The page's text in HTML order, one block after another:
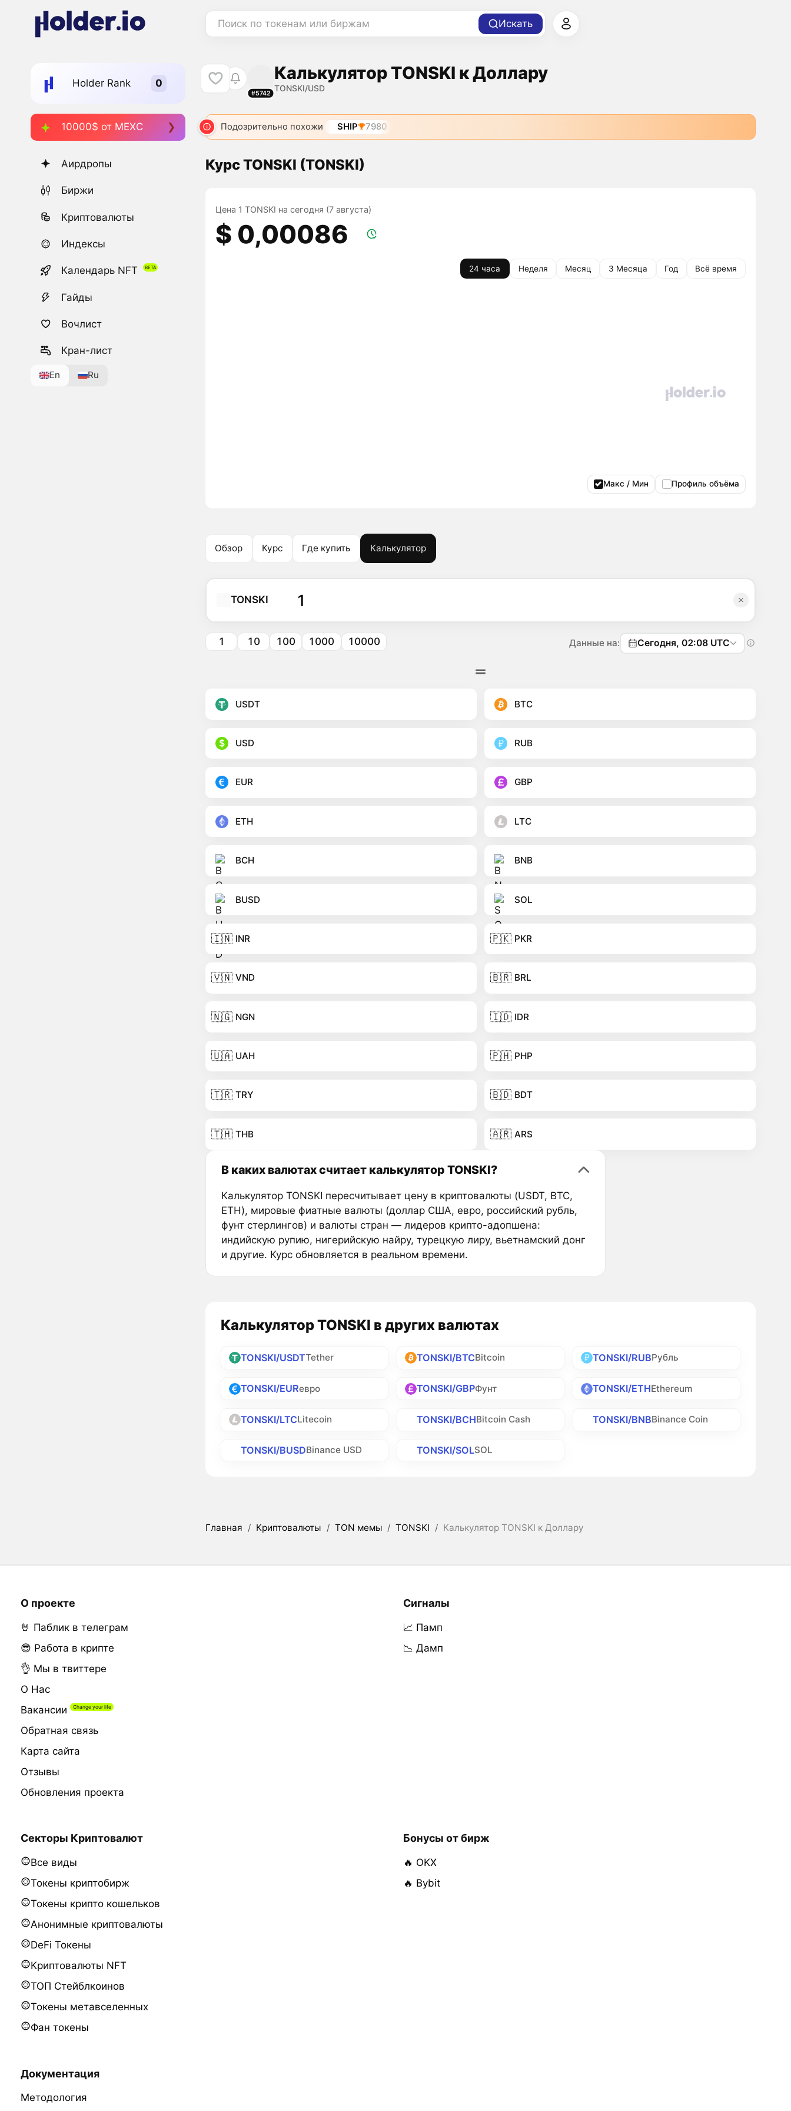
Поиск по токенам или биржам Искать
Holder Rank
10000$ от MEXC
Аирдропы
Биржи
Криптовалюты
Индексы
Календарь NFT
Гайды
Вочлист
Кран-лист
En Ru
#5742
Калькулятор TONSKI к Доллару
TONSKI/USD
Подозрительно похожи SHIP 7980
Курс TONSKI (TONSKI)
Цена 1 TONSKI на сегодня (7 августа)
$ 0,00086
24 часа Неделя Месяц 3 Месяца Год Всё время
Макс / Мин Профиль объёма
Обзор Курс Где купить Калькулятор
TONSKI
1 10 100 1000 10000 Данные на: Сегодня, 02:08 UTC
USDT BTC
USD RUB
EUR GBP
ETH LTC
BCH BNB
BUSD SOL
🇮🇳 INR 🇵🇰 PKR
🇻🇳 VND 🇧🇷 BRL
🇳🇬 NGN 🇮🇩 IDR
🇺🇦 UAH 🇵🇭 PHP
🇹🇷 TRY 🇧🇩 BDT
🇹🇭 THB 🇦🇷 ARS
В каких валютах считает калькулятор TONSKI?
Калькулятор TONSKI пересчитывает цену в криптовалюты (USDT, BTC,
ETH), мировые фиатные валюты (доллар США, евро, российский рубль,
фунт стерлингов) и валюты стран — лидеров крипто-адопшена:
индийскую рупию, нигерийскую найру, турецкую лиру, вьетнамский донг
и другие. Курс обновляется в реальном времени.
Калькулятор TONSKI в других валютах
TONSKI/USDTTether TONSKI/BTCBitcoin TONSKI/RUBРубль
TONSKI/EURевро TONSKI/GBPФунт TONSKI/ETHEthereum
TONSKI/LTCLitecoin TONSKI/BCHBitcoin Cash TONSKI/BNBBinance Coin
TONSKI/BUSDBinance USD TONSKI/SOLSOL
Главная / Криптовалюты / TON мемы / TONSKI / Калькулятор TONSKI к Доллару
О проекте
🤘 Паблик в телеграм
😎 Работа в крипте
👌 Мы в твиттере
О Нас
Вакансии
Обратная связь
Карта сайта
Отзывы
Обновления проекта
Сигналы
📈 Памп
📉 Дамп
Секторы Криптовалют
Все виды
Токены криптобирж
Токены крипто кошельков
Анонимные криптовалюты
DeFi Токены
Криптовалюты NFT
ТОП Стейблкоинов
Токены метавселенных
Фан токены
Бонусы от бирж
🔥 OKX
🔥 Bybit
Документация
Методология